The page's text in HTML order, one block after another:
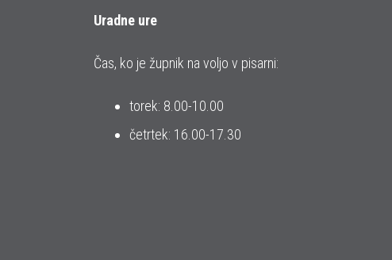
Uradne ure
Čas, ko je župnik na voljo v pisarni:
torek: 8.00-10.00
četrtek: 16.00-17.30